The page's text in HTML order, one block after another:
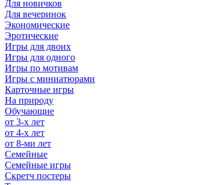
Для новичков
Для вечеринок
Экономические
Эротические
Игры для двоих
Игры для одного
Игры по мотивам
Игры с миниатюрами
Карточные игры
На природу
Обучающие
от 3-х лет
от 4-х лет
от 8-ми лет
Семейные
Семейные игры
Скретч постеры